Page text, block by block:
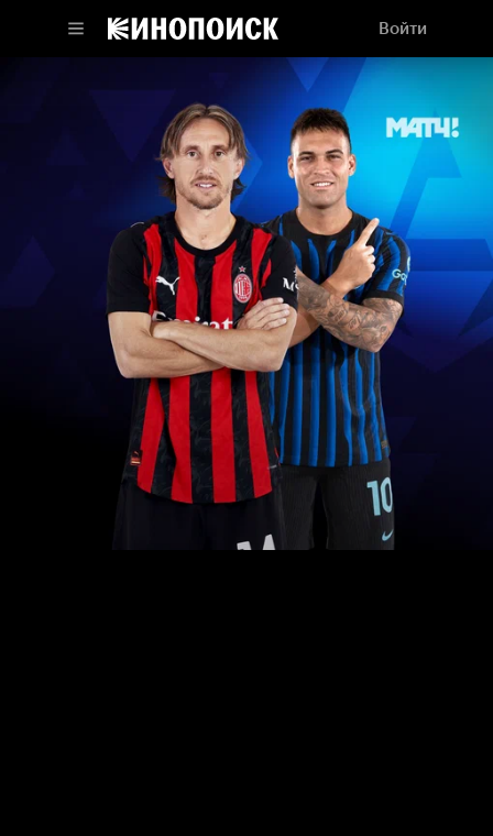
Войти